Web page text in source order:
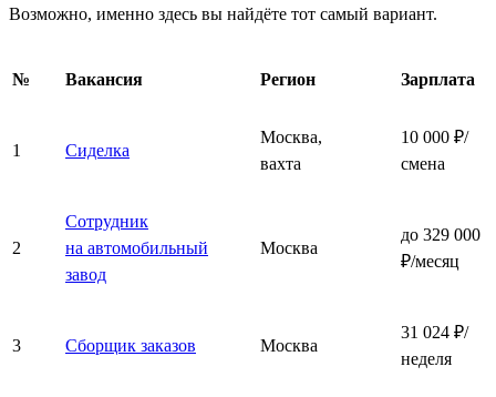
Возможно, именно здесь вы найдёте тот самый вариант.
№ Вакансия Регион Зарплата
1 Сиделка
Москва,
вахта
10 000 ₽/
смена
2
Сотрудник
на автомобильный
завод
Москва
до 329 000
₽/месяц
3 Сборщик заказов Москва
31 024 ₽/
неделя